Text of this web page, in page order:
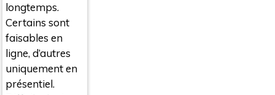
longtemps.
Certains sont
faisables en
ligne, d’autres
uniquement en
présentiel.